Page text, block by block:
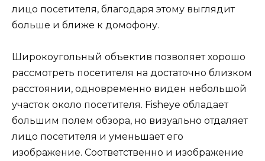
лицо посетителя, благодаря этому выглядит
больше и ближе к домофону.
Широкоугольный объектив позволяет хорошо
рассмотреть посетителя на достаточно близком
расстоянии, одновременно виден небольшой
участок около посетителя. Fisheye обладает
большим полем обзора, но визуально отдаляет
лицо посетителя и уменьшает его
изображение. Соответственно и изображение